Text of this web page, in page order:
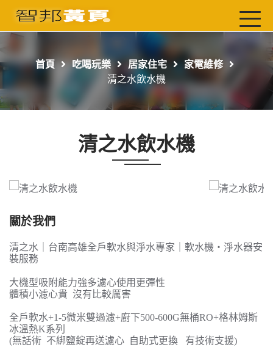
首頁
工商服務
首頁 吃喝玩樂 居家住宅
家電維修
清之水飲水機
清之水飲水機
關於我們
清之水｜台南高雄全戶軟水與淨水專家｜軟水機・淨水器安
裝服務
大機型吸附能力強多濾心使用更彈性
體積小濾心貴 沒有比較厲害
全戶軟水+1-5微米雙過濾+廚下500-600G無桶RO+格林姆斯
冰溫熱K系列
(無話術 不綁鹽錠再送濾心 自助式更換 有技術支援)